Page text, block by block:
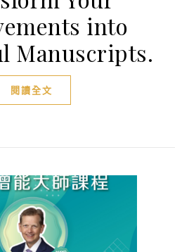
into
Manuscripts.
閱讀全文